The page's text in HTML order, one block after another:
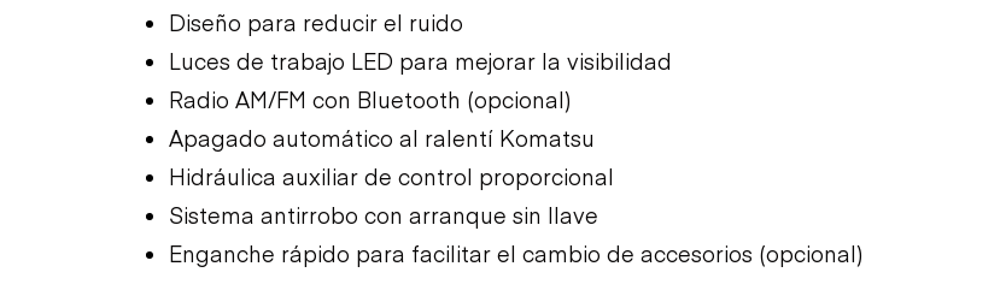
Diseño para reducir el ruido
Luces de trabajo LED para mejorar la visibilidad
Radio AM/FM con Bluetooth (opcional)
Apagado automático al ralentí Komatsu
Hidráulica auxiliar de control proporcional
Sistema antirrobo con arranque sin llave
Enganche rápido para facilitar el cambio de accesorios (opcional)